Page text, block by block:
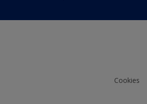
Cookies